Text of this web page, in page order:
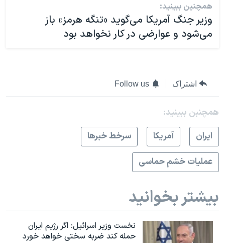
همچنین ببینید:
وزیر جنگ آمریکا می‌گوید «تنگه هرمز» باز
می‌شود و عوارضی در کار نخواهد بود
اشتراک Follow us
همچنبن ببینید:
ايران
آمريکا
سرخط خبرها
عملیات خشم حماسی
بیشتر بخوانید
نخست وزیر اسرائيل: اگر رژیم ایران
حمله کند ضربه سختی خواهد خورد